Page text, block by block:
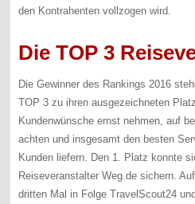
den Kontrahenten vollzogen wird.
Die TOP 3
Die Gewinner des Rankings 2016
TOP 3 zu ihren ausgezeichneten
Kundenwünsche ernst nehmen, auf
achten und insgesamt den besten
Kunden liefern. Den 1. Platz konnte
Reiseveranstalter Weg.de sichern.
dritten Mal in Folge TravelScout24